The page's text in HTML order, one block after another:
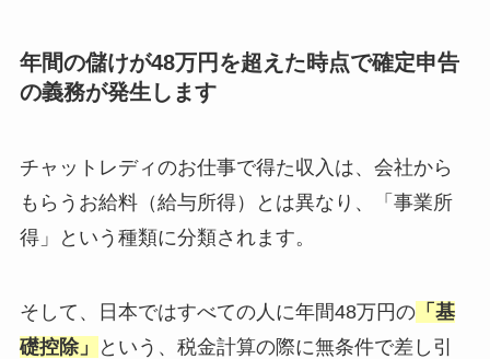
年間の儲けが48万円を超えた時点で確定申告
の義務が発生します
チャットレディのお仕事で得た収入は、会社から
もらうお給料（給与所得）とは異なり、「事業所
得」という種類に分類されます。
そして、日本ではすべての人に年間48万円の「基
礎控除」
という、税金計算の際に無条件で差し引